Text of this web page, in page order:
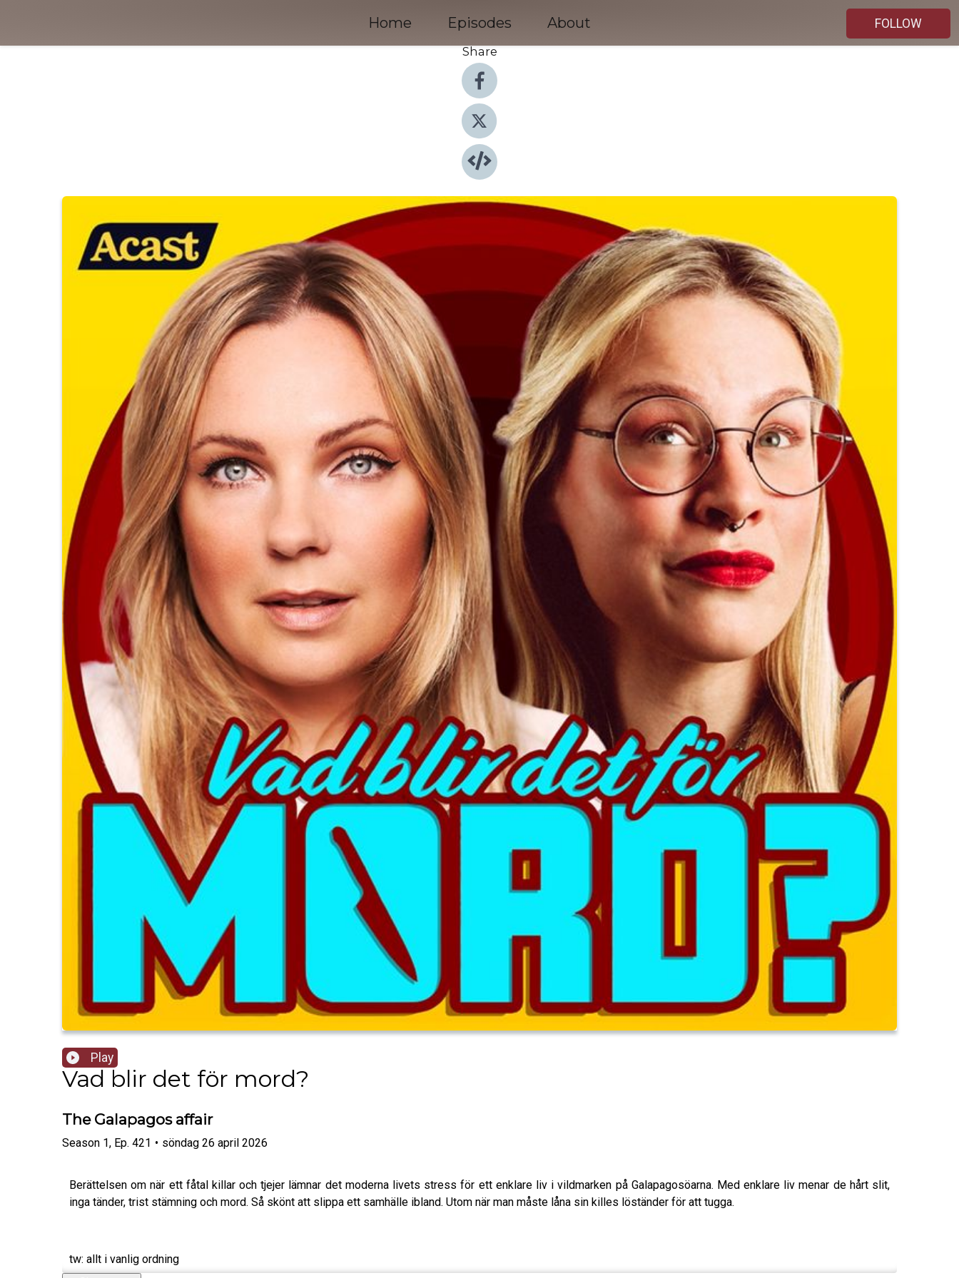
Home Episodes About
FOLLOW
Share
Play
Vad blir det för mord?
The Galapagos affair
Season 1, Ep. 421 • söndag 26 april 2026
Berättelsen om när ett fåtal killar och tjejer lämnar det moderna livets stress för ett enklare liv i vildmarken på Galapagosöarna. Med enklare liv menar de hårt slit,
inga tänder, trist stämning och mord. Så skönt att slippa ett samhälle ibland. Utom när man måste låna sin killes löständer för att tugga.
tw: allt i vanlig ordning